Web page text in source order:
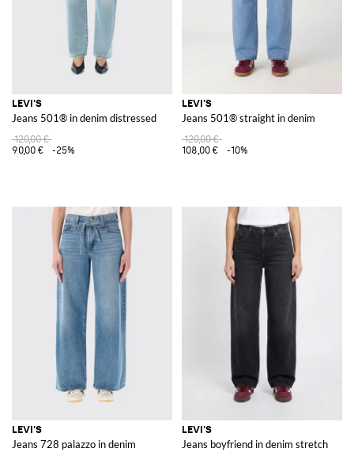
LEVI'S
Jeans 501® in denim distressed
120,00 €
90,00 €
-25%
LEVI'S
Jeans 501® straight in denim
120,00 €
108,00 €
-10%
LEVI'S
Jeans 728 palazzo in denim
LEVI'S
Jeans boyfriend in denim stretch